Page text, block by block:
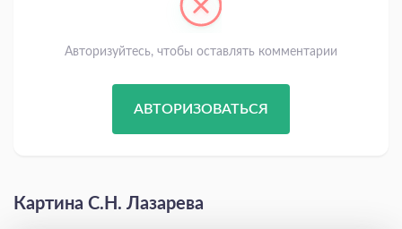
Авторизуйтесь, чтобы оставлять комментарии
АВТОРИЗОВАТЬСЯ
Картина С.Н. Лазарева